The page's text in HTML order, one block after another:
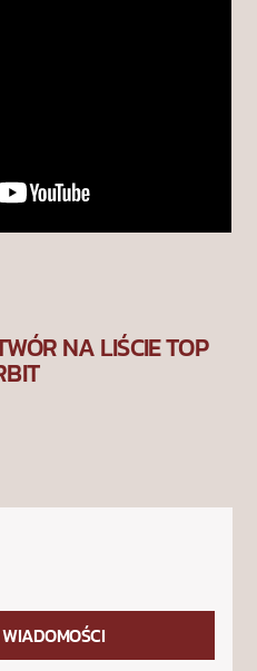
NA LIŚCIE TOP